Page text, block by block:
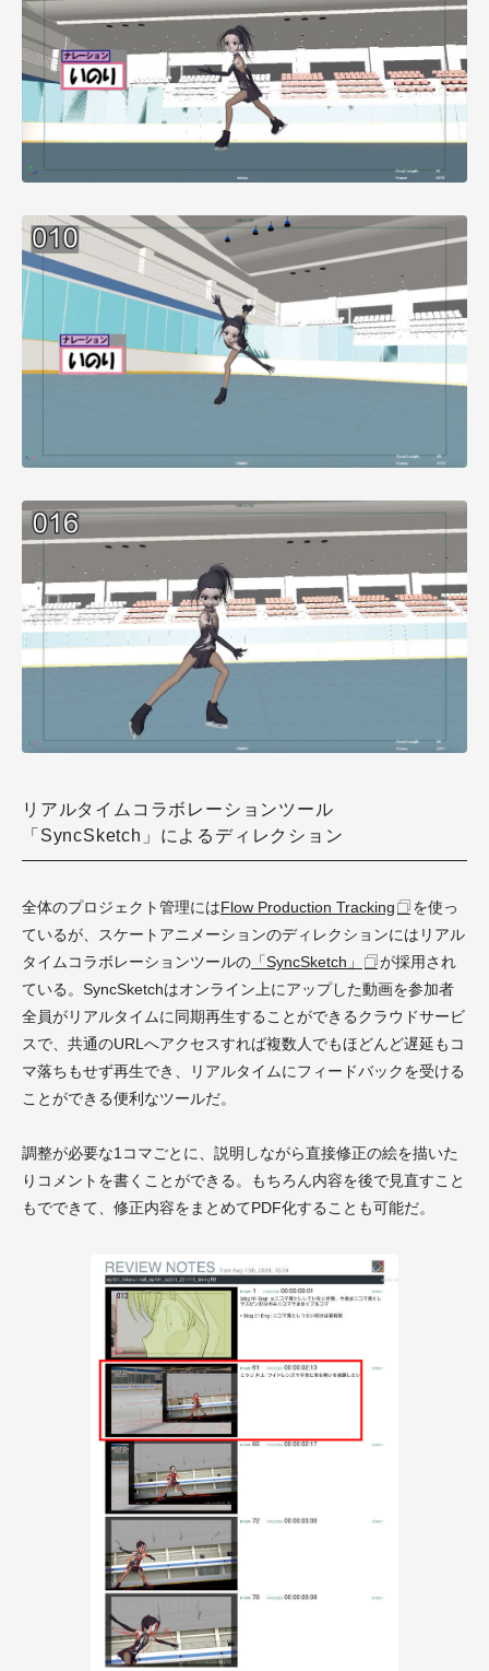
リアルタイムコラボレーションツール
「SyncSketch」によるディレクション
全体のプロジェクト管理にはFlow Production Tracking
を使っ
ているが、スケートアニメーションのディレクションにはリアル
タイムコラボレーションツールの 「SyncSketch」
が採用され
ている。SyncSketchはオンライン上にアップした動画を参加者
全員がリアルタイムに同期再生することができるクラウドサービ
スで、共通のURLへアクセスすれば複数人でもほどんど遅延もコ
マ落ちもせず再生でき、リアルタイムにフィードバックを受ける
ことができる便利なツールだ。
調整が必要な1コマごとに、説明しながら直接修正の絵を描いた
りコメントを書くことができる。もちろん内容を後で見直すこと
もでできて、修正内容をまとめてPDF化することも可能だ。